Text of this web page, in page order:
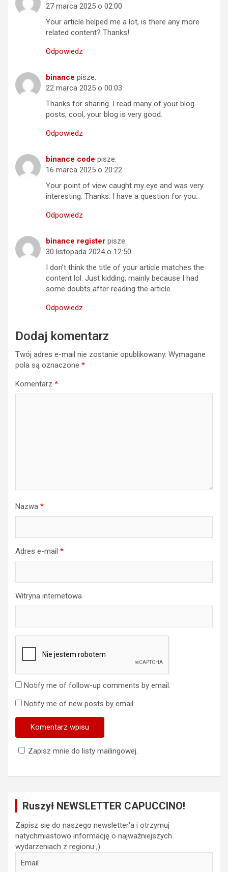
27 marca 2025 o 02:00
Your article helped me a lot, is there any more
related content? Thanks!
Odpowiedz
binance pisze:
22 marca 2025 o 00:03
Thanks for sharing. I read many of your blog
posts, cool, your blog is very good.
Odpowiedz
binance code pisze:
16 marca 2025 o 20:22
Your point of view caught my eye and was very
interesting. Thanks. I have a question for you.
Odpowiedz
binance register pisze:
30 listopada 2024 o 12:50
I don’t think the title of your article matches the
content lol. Just kidding, mainly because I had
some doubts after reading the article.
Odpowiedz
Dodaj komentarz
Twój adres e-mail nie zostanie opublikowany. Wymagane
pola są oznaczone *
Komentarz *
Nazwa *
Adres e-mail *
Witryna internetowa
Notify me of follow-up comments by email.
Notify me of new posts by email.
Zapisz mnie do listy mailingowej.
Ruszył NEWSLETTER CAPUCCINO!
Zapisz się do naszego newsletter'a i otrzymuj
natychmiastowo informację o najważniejszych
wydarzeniach z regionu ;)